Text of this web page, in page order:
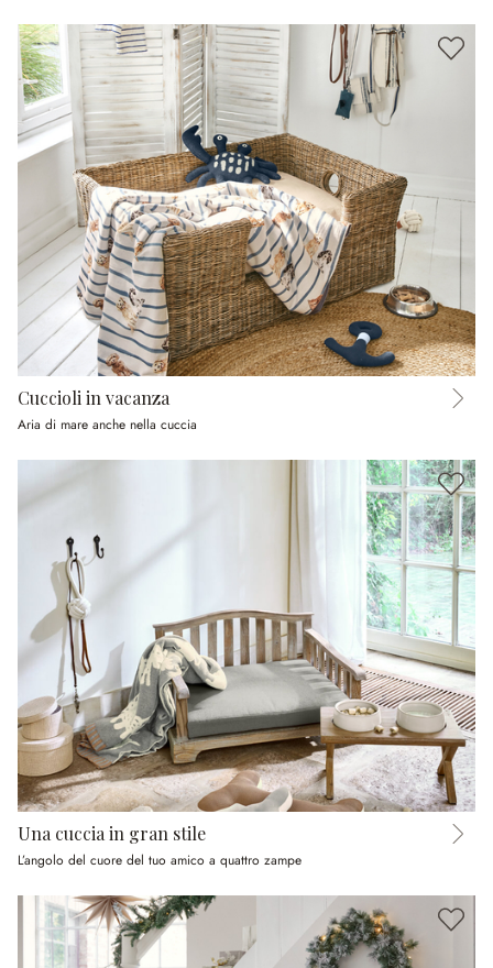
Cuccioli in vacanza
Aria di mare anche nella cuccia
Una cuccia in gran stile
L’angolo del cuore del tuo amico a quattro zampe